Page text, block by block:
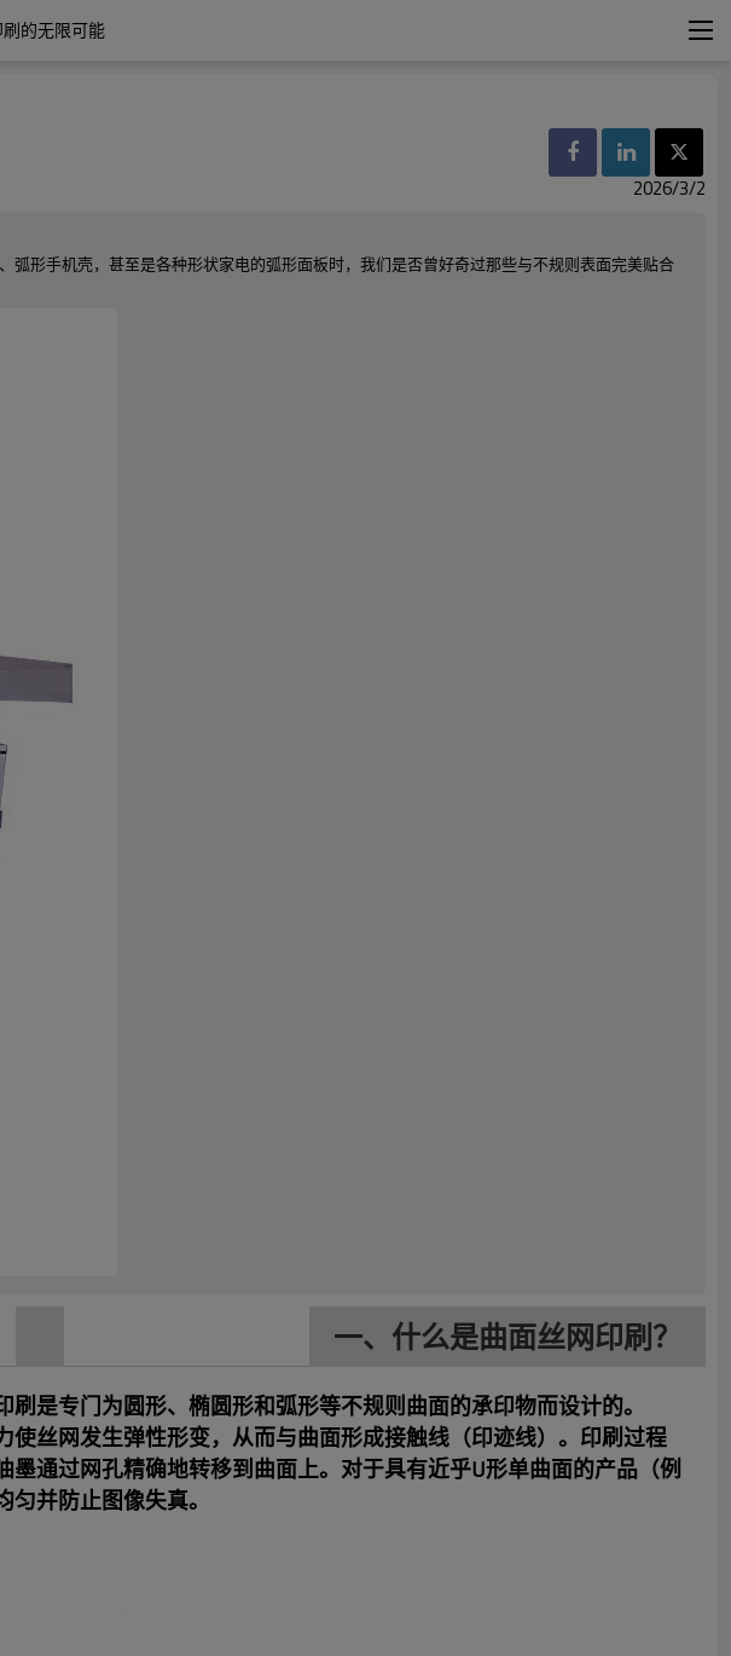
的无限可能
2026/3/2
形手机壳，甚至是各种形状家电的弧形面板时，我们是否曾好奇过那些与不规则表面完美贴合
一、什么是曲面丝网印刷？
是专门为圆形、椭圆形和弧形等不规则曲面的承印物而设计的。
丝网发生弹性形变，从而与曲面形成接触线（印迹线）。印刷过程
通过网孔精确地转移到曲面上。对于具有近乎U形单曲面的产品（例
并防止图像失真。